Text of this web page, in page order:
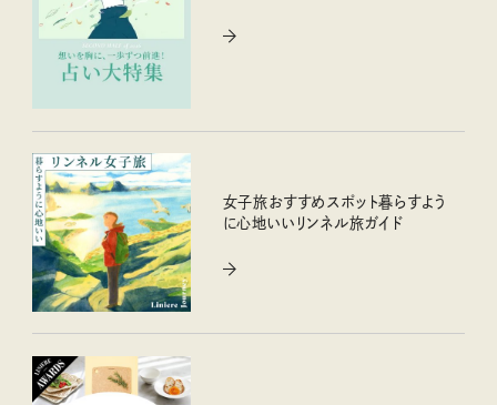
女子旅おすすめスポット暮らすよう
に心地いいリンネル旅ガイド